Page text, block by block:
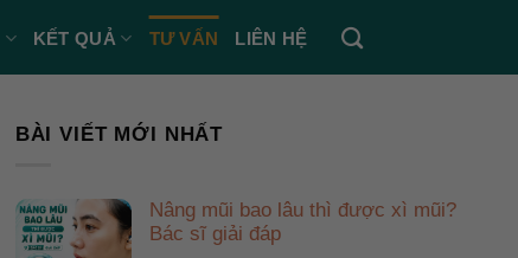
KẾT QUẢ TƯ VẤN LIÊN HỆ
BÀI VIẾT MỚI NHẤT
Nâng mũi bao lâu thì được xì mũi?
Bác sĩ giải đáp